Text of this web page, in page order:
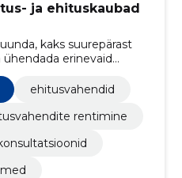
ja ehituskaubad
kaks suurepärast
erinevaid
valik
ehitusvahendid
rentimine